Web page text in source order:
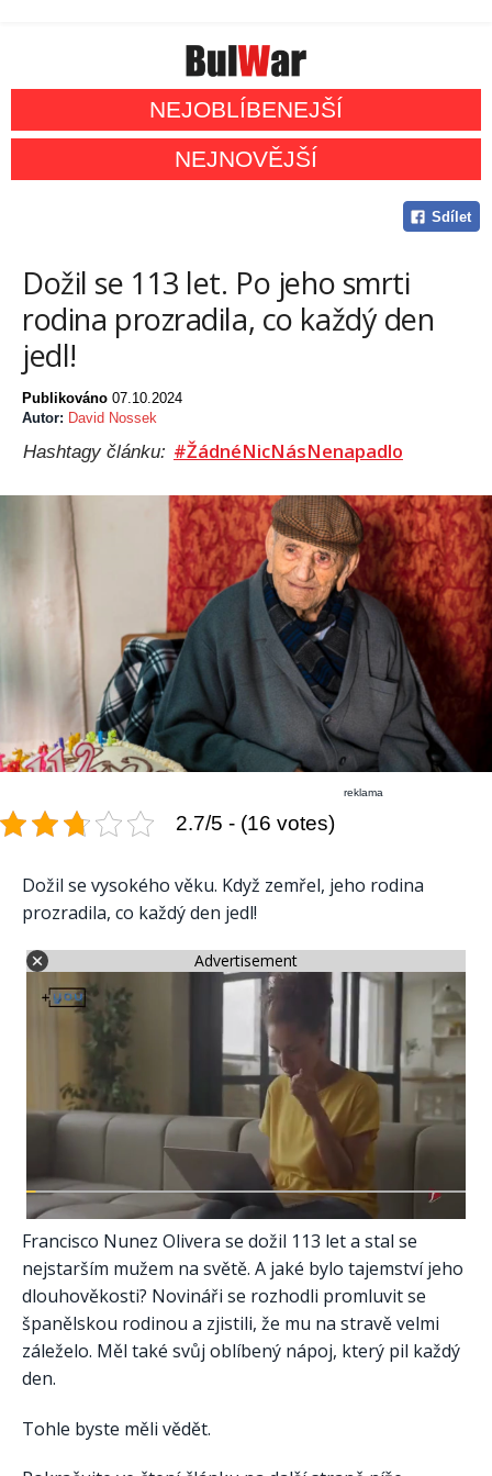
NEJOBLÍBENEJŠÍ
NEJNOVĚJŠÍ
Sdílet
Dožil se 113 let. Po jeho smrti
rodina prozradila, co každý den
jedl!
Publikováno 07.10.2024
Autor: David Nossek
Hashtagy článku: #ŽádnéNicNásNenapadlo
reklama
2.7/5 - (16 votes)
Dožil se vysokého věku. Když zemřel, jeho rodina
prozradila, co každý den jedl!
Advertisement
Francisco Nunez Olivera se dožil 113 let a stal se
nejstarším mužem na světě. A jaké bylo tajemství jeho
dlouhověkosti? Novináři se rozhodli promluvit se
španělskou rodinou a zjistili, že mu na stravě velmi
záleželo. Měl také svůj oblíbený nápoj, který pil každý
den.
Tohle byste měli vědět.